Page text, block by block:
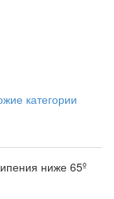
категории
ниже 65º